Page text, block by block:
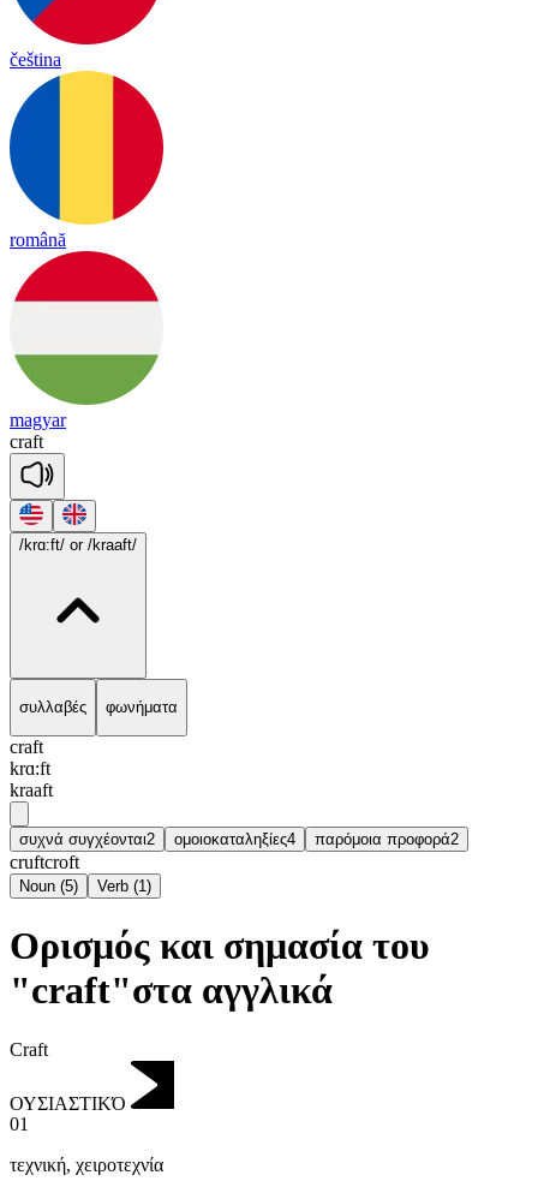
čeština
română
magyar
craft
/krɑ:ft/ or /kraaft/
συλλαβές φωνήματα
craft
krɑ:ft
kraaft
συχνά συγχέονται2 ομοιοκαταληξίες4 παρόμοια προφορά2
cruftcroft
Noun (5) Verb (1)
Ορισμός και σημασία του
"craft"στα αγγλικά
Craft
ΟΥΣΙΑΣΤΙΚΌ
01
τεχνική, χειροτεχνία